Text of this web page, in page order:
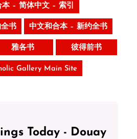
– 简体中文 – 索引
书 中文和合本 – 新约全书
雅各书 彼得前书
Gallery Main Site
Today - Douay